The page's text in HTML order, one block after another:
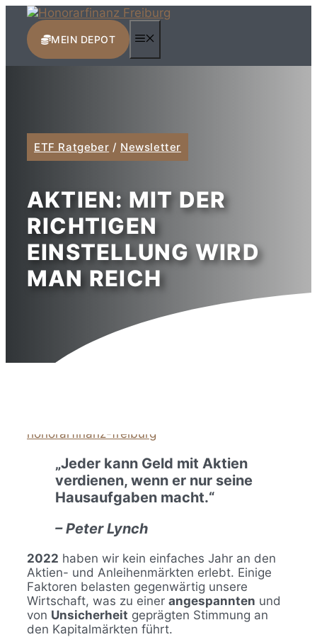
Zum
Inhalt
springenMEIN DEPOT
ETF Ratgeber / Newsletter
AKTIEN: MIT DER
RICHTIGEN
EINSTELLUNG WIRD
MAN REICH
honorarfinanz-freiburg
„Jeder kann Geld mit Aktien
verdienen, wenn er nur seine
Hausaufgaben macht.“
– Peter Lynch
2022 haben wir kein einfaches Jahr an den
Aktien- und Anleihenmärkten erlebt. Einige
Faktoren belasten gegenwärtig unsere
Wirtschaft, was zu einer angespannten und
von Unsicherheit geprägten Stimmung an
den Kapitalmärkten führt.